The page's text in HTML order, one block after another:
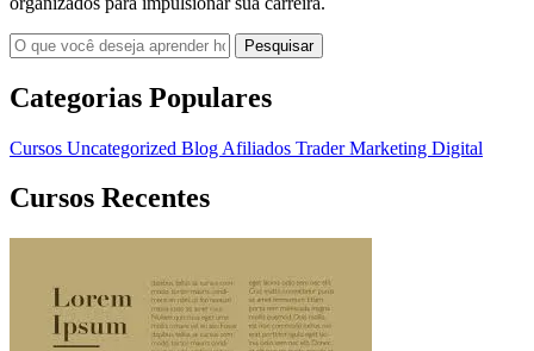
Pesquisar
Categorias Populares
Cursos Uncategorized Blog Afiliados TraderMarketing Digital
Cursos Recentes